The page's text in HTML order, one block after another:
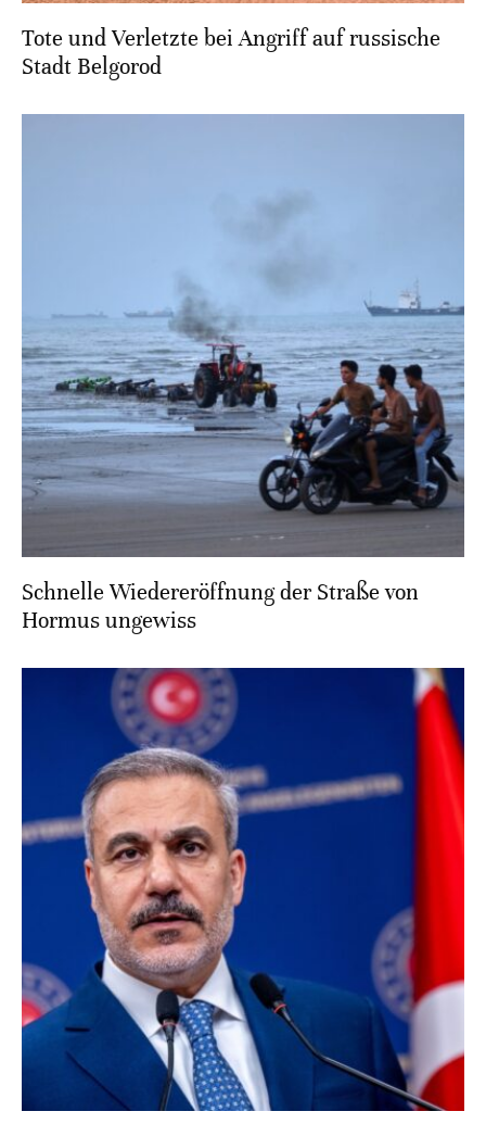
Tote und Verletzte bei Angriff auf russische
Stadt Belgorod
Schnelle Wiedereröffnung der Straße von
Hormus ungewiss